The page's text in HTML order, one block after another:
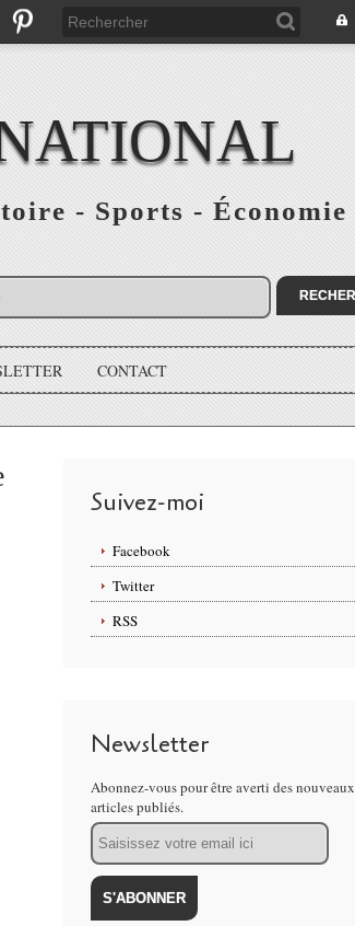
- Sports - Économie
CONTACT
Suivez-moi
Facebook
Twitter
RSS
Newsletter
Abonnez-vous pour être averti des nouveaux
articles publiés.
Email